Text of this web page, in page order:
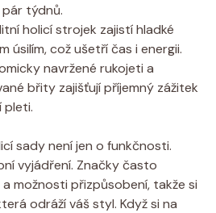
pár týdnů.
holicí strojek zajistí hladké
úsilím, což ušetří čas i energii.
navržené rukojeti a
břity zajišťují příjemný zážitek
pleti.
sady není jen o funkčnosti.
vyjádření. Značky často
možnosti přizpůsobení, takže si
odráží váš styl. Když si na